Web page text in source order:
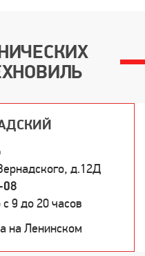
д.12Д
9 до 20 часов